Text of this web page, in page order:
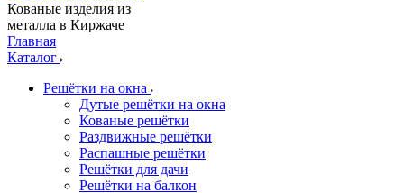
Кованые изделия из
металла в Киржаче
Главная
Каталог
Решётки на окна
Дутые решётки на окна
Кованые решётки
Раздвижные решётки
Распашные решётки
Решётки для дачи
Решётки на балкон